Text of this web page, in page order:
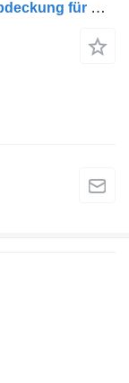
Mercedes-Benz Segel A9678170116 Abdeckung für Mercedes-Benz ATEGO Sattelzugmaschine